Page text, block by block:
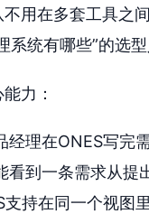
用在多套工具之
统有哪些”的选
力：
经理在ONES写完
到一条需求从提
持在同一个视图